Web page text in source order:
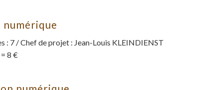
numérique
: 7 / Chef de projet : Jean-Louis KLEINDIENST
8 €